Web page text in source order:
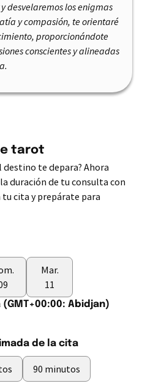
desvelaremos los enigmas
y compasión, te orientaré
proporcionándote
conscientes y alineadas
tarot
destino te depara? Ahora
duración de tu consulta con
tu cita y prepárate para
Mar.
11
(GMT+00:00: Abidjan)
de la cita
90 minutos